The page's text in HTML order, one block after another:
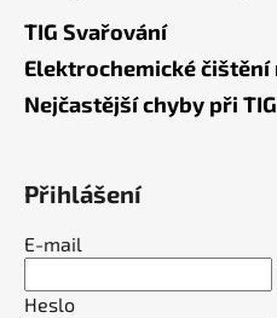
TIG Svařování
Elektrochemické čištění
Nejčastější chyby při
Přihlášení
E-mail
Heslo